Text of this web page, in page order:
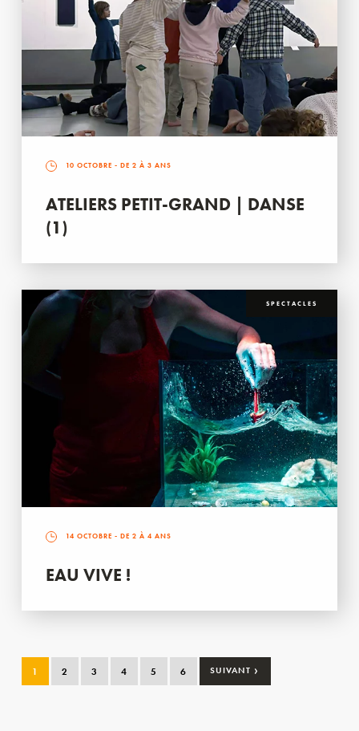
10 OCTOBRE - DE 2 À 3 ANS
ATELIERS PETIT-GRAND | DANSE
(1)
SPECTACLES
14 OCTOBRE - DE 2 À 4 ANS
EAU VIVE !
1 2 3 4 5 6 SUIVANT ›